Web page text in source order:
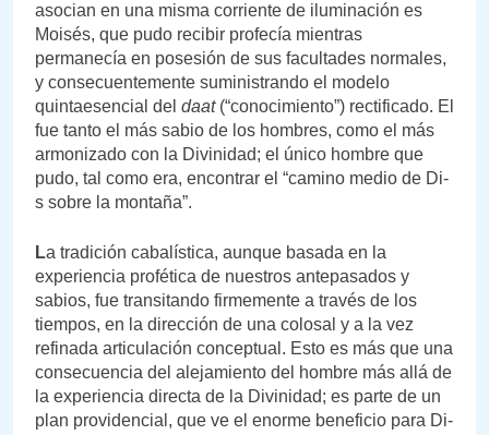
asocian en una misma corriente de iluminación es
Moisés, que pudo recibir profecía mientras
permanecía en posesión de sus facultades normales,
y consecuentemente suministrando el modelo
quintaesencial del daat(“conocimiento”) rectificado. El
fue tanto el más sabio de los hombres, como el más
armonizado con la Divinidad; el único hombre que
pudo, tal como era, encontrar el “camino medio de Di-
s sobre la montaña”.
La tradición cabalística, aunque basada en la
experiencia profética de nuestros antepasados y
sabios, fue transitando firmemente a través de los
tiempos, en la dirección de una colosal y a la vez
refinada articulación conceptual. Esto es más que una
consecuencia del alejamiento del hombre más allá de
la experiencia directa de la Divinidad; es parte de un
plan providencial, que ve el enorme beneficio para Di-